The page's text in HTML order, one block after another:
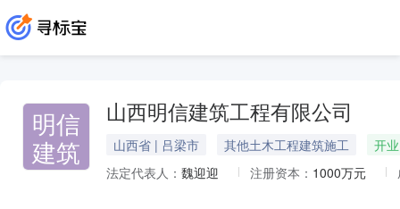
明信
建筑
山西明信建筑工程有限公司
山西省 | 吕梁市 其他土木工程建筑施工
开业
法定代表人： 魏迎迎 注册资本： 1000万元